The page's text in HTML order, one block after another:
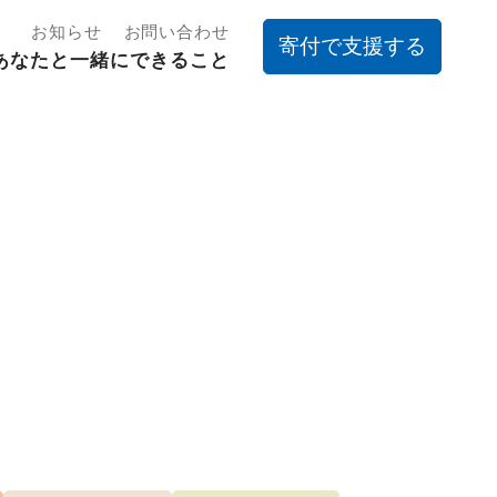
お知らせ お問い合わせ
なたと一緒にできること
寄付で支援する